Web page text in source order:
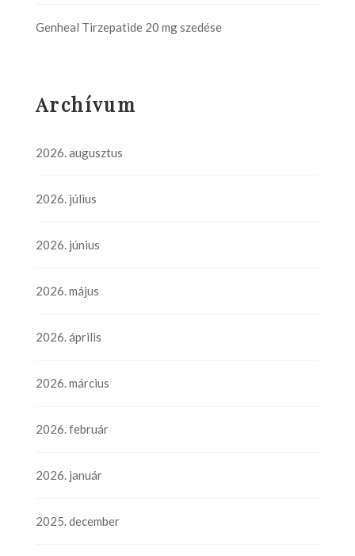
Genheal Tirzepatide 20 mg szedése
Archívum
2026. augusztus
2026. július
2026. június
2026. május
2026. április
2026. március
2026. február
2026. január
2025. december